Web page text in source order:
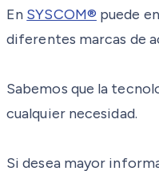
En SYSCOM® puede
diferentes marcas de
Sabemos que la
cualquier necesidad.
Si desea mayor